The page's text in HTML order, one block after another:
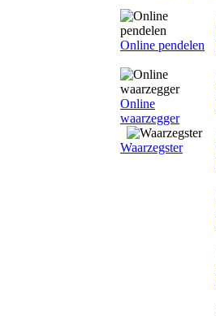
Online pendelen
Online
waarzegger
Waarzegster